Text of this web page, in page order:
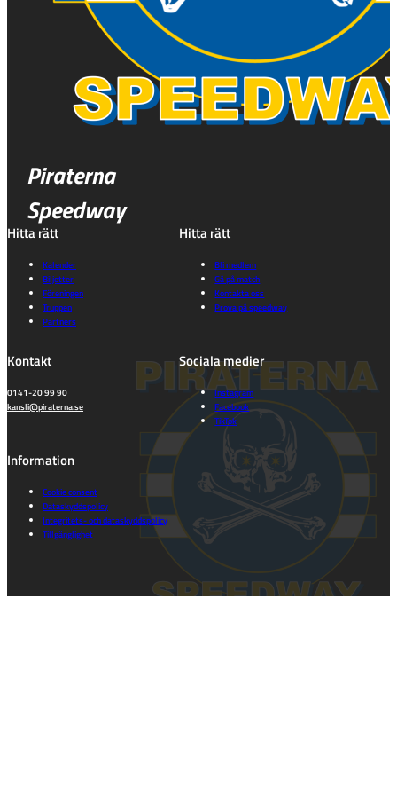
Piraterna
Speedway
Hitta rätt
Kalender
Biljetter
Föreningen
Truppen
Partners
Hitta rätt
Bli medlem
Gå på match
Kontakta oss
Prova på speedway
Kontakt
0141-20 99 90
kansli@piraterna.se
Sociala medier
Instagram
Facebook
TikTok
Information
Cookie consent
Dataskyddspolicy
Integritets- och dataskyddspolicy
Tillgänglighet